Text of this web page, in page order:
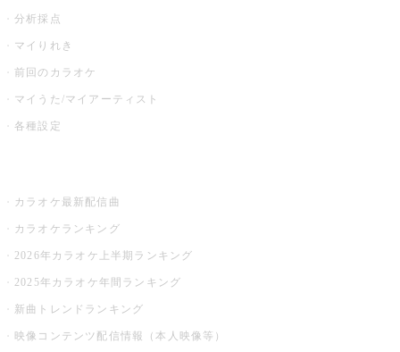
分析採点
マイりれき
前回のカラオケ
マイうた/マイアーティスト
各種設定
カラオケ最新配信曲
カラオケランキング
2026年カラオケ上半期ランキング
2025年カラオケ年間ランキング
新曲トレンドランキング
映像コンテンツ配信情報（本人映像等）